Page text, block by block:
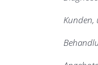
Kunden,